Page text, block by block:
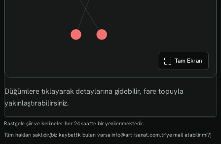
Tam Ekran
Düğümlere tıklayarak detaylarına gidebilir, fare topuyla
yakınlaştırabilirsiniz.
Rastgele şiir ve kelimeler her 24 saatte bir yenilenmektedir.
Tüm hakları saklıdır.(biz kaybettik bulan varsa info@art-isanat.com.tr'ye mail atabilir mi?)